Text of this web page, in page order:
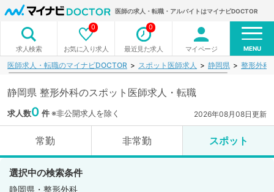
医師の求人・転職・アルバイトはマイナビDOCTOR
求人検索 お気に入り求人
0
最近見た求人
0
マイページ MENU
医師求人・転職のマイナビDOCTOR スポット医師求人 静岡県 整形外科
静岡県 整形外科のスポット医師求人・転職
求人数0 件※非公開求人を除く 2026年08月08日更新
常勤 非常勤 スポット
選択中の検索条件
静岡県・整形外科